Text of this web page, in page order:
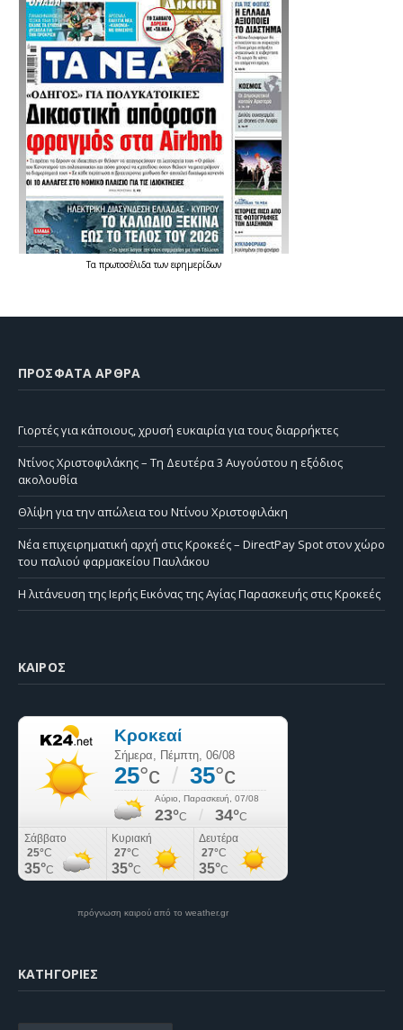
Τα πρωτοσέλιδατων εφημερίδων
ΠΡΌΣΦΑΤΑ ΆΡΘΡΑ
Γιορτές για κάποιους, χρυσή ευκαιρία για τους διαρρήκτες
Ντίνος Χριστοφιλάκης – Τη Δευτέρα 3 Αυγούστου η εξόδιος
ακολουθία
Θλίψη για την απώλεια του Ντίνου Χριστοφιλάκη
Νέα επιχειρηματική αρχή στις Κροκεές – DirectPay Spot στον χώρο
του παλιού φαρμακείου Παυλάκου
Η λιτάνευση της Ιερής Εικόνας της Αγίας Παρασκευής στις Κροκεές
ΚΑΙΡΌΣ
πρόγνωση καιρού από το weather.gr
KΑΤΗΓΟΡΊΕΣ